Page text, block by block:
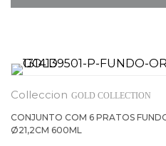
GOLD COLLECTION
CONJUNTO COM 6 PRATOS
Ø21,2CM 600ML